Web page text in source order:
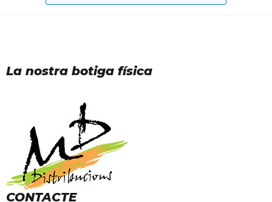
La nostra botiga física
CONTACTE